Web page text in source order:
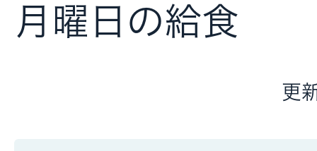
月曜日の給食
更